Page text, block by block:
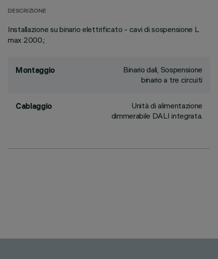
DESCRIZIONE
Installazione su binario elettrificato - cavi di sospensione L
max 2000.;
Montaggio
Binario dali, Sospensione
binario a tre circuiti
Cablaggio
Unità di alimentazione
dimmerabile DALI integrata.